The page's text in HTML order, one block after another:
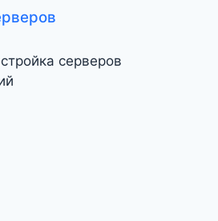
серверов